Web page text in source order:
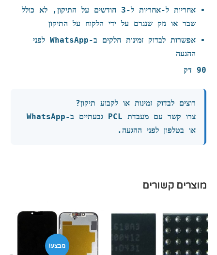
אחריות ל-אחריות ל‑3 חודשים על התיקון, לא כולל
שבר או נזק שנגרם על ידי הלקוח על התיקון
אפשרות לבדוק זמינות חלקים ב-WhatsApp לפני
ההגעה
90 דק
רוצים לבדוק זמינות או לקבוע תיקון?
צרו קשר עם מעבדת PCL גבעתיים ב-WhatsApp
או בטלפון לפני ההגעה.
מוצרים קשורים
מבצע!